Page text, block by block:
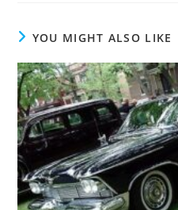
YOU MIGHT ALSO LIKE